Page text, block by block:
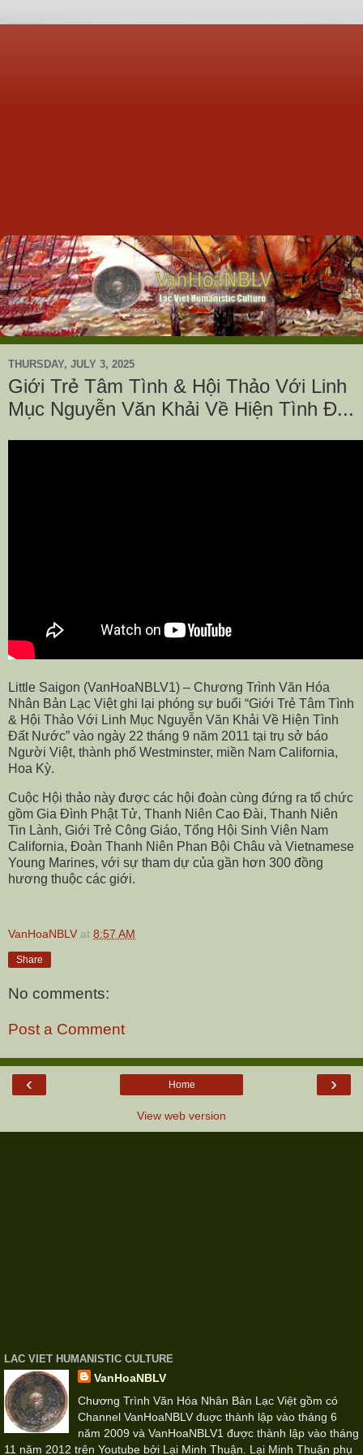
THURSDAY, JULY 3, 2025
Giới Trẻ Tâm Tình & Hội Thảo Với Linh
Mục Nguyễn Văn Khải Về Hiện Tình Đ...
Little Saigon (VanHoaNBLV1) – Chương Trình Văn Hóa
Nhân Bản Lạc Việt ghi lại phóng sự buổi “Giới Trẻ Tâm Tình
& Hội Thảo Với Linh Mục Nguyễn Văn Khải Về Hiện Tình
Đất Nước” vào ngày 22 tháng 9 năm 2011 tại trụ sở báo
Người Việt, thành phố Westminster, miền Nam California,
Hoa Kỳ.
Cuộc Hội thảo này được các hội đoàn cùng đứng ra tổ chức
gồm Gia Đình Phật Tử, Thanh Niên Cao Đài, Thanh Niên
Tin Lành, Giới Trẻ Công Giáo, Tổng Hội Sinh Viên Nam
California, Đoàn Thanh Niên Phan Bội Châu và Vietnamese
Young Marines, với sự tham dự của gần hơn 300 đồng
hương thuộc các giới.
VanHoaNBLV at 8:57 AM
Share
No comments:
Post a Comment
‹ ›
Home
View web version
LAC VIET HUMANISTIC CULTURE
VanHoaNBLV
Chương Trình Văn Hóa Nhân Bản Lạc Việt gồm có
Channel VanHoaNBLV đuợc thành lập vào tháng 6
năm 2009 và VanHoaNBLV1 được thành lập vào tháng
11 năm 2012 trên Youtube bởi Lại Minh Thuận. Lại Minh Thuận phụ